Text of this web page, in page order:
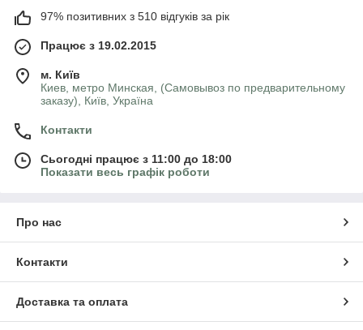
97% позитивних з 510 відгуків за рік
Працює з 19.02.2015
м. Київ
Киев, метро Минская, (Самовывоз по предварительному
заказу), Київ, Україна
Контакти
Сьогодні працює з 11:00 до 18:00
Показати весь графік роботи
Про нас
Контакти
Доставка та оплата